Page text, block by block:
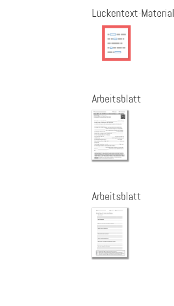
Lückentext-Material
Arbeitsblatt
Arbeitsblatt